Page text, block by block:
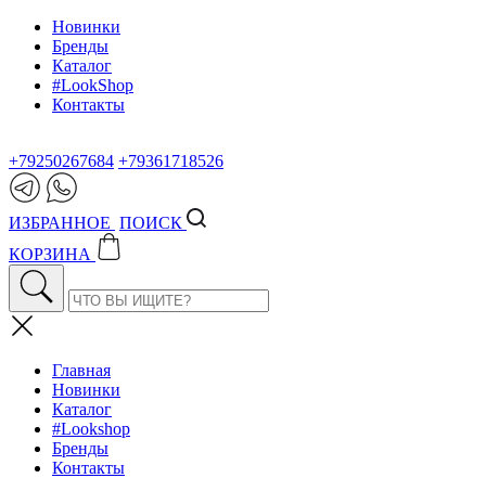
Новинки
Бренды
Каталог
#LookShop
Контакты
+79250267684 +79361718526
ИЗБРАННОЕ ПОИСК
КОРЗИНА
Главная
Новинки
Каталог
#Lookshop
Бренды
Контакты